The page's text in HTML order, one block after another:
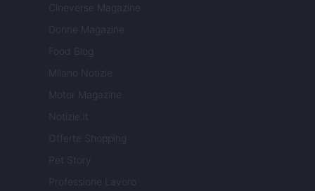
Cineverse Magazine
Donne Magazine
Food Blog
Milano Notizie
Motor Magazine
Notizie.it
Offerte Shopping
Pet Story
Professione Lavoro